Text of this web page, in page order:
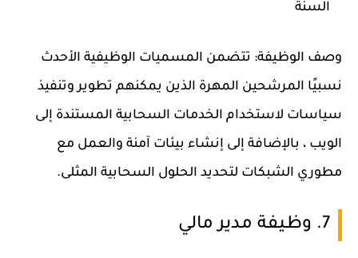
السنة
وصف الوظيفة: تتضمن المسميات الوظيفية الأحدث
نسبيًا المرشحين المهرة الذين يمكنهم تطوير وتنفيذ
سياسات لاستخدام الخدمات السحابية المستندة إلى
الويب ، بالإضافة إلى إنشاء بيئات آمنة والعمل مع
مطوري الشبكات لتحديد الحلول السحابية المثلى.
7. وظيفة مدير مالي